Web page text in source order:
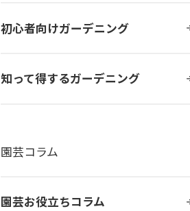
初心者向けガーデニング
知って得するガーデニング
園芸コラム
園芸お役立ちコラム